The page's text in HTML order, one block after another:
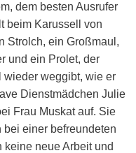
dem besten Ausrufer
beim Karussell von
Strolch, ein Großmaul,
und ein Prolet, der
weggibt, wie er
Dienstmädchen Julie
Frau Muskat auf. Sie
bei einer befreundeten
keine neue Arbeit und